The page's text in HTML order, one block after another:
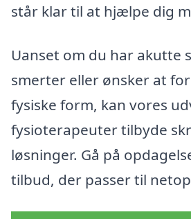
står klar til at hjælpe dig
Uanset om du har akutte
smerter eller ønsker at
fysiske form, kan vores
fysioterapeuter tilbyde
løsninger. Gå på
tilbud, der passer til